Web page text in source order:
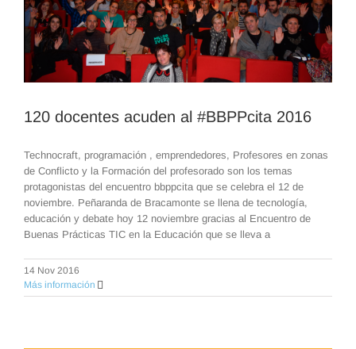
120 docentes acuden al #BBPPcita 2016
Technocraft, programación , emprendedores, Profesores en zonas
de Conflicto y la Formación del profesorado son los temas
protagonistas del encuentro bbppcita que se celebra el 12 de
noviembre. Peñaranda de Bracamonte se llena de tecnología,
educación y debate hoy 12 noviembre gracias al Encuentro de
Buenas Prácticas TIC en la Educación que se lleva a
14 Nov 2016
Más información